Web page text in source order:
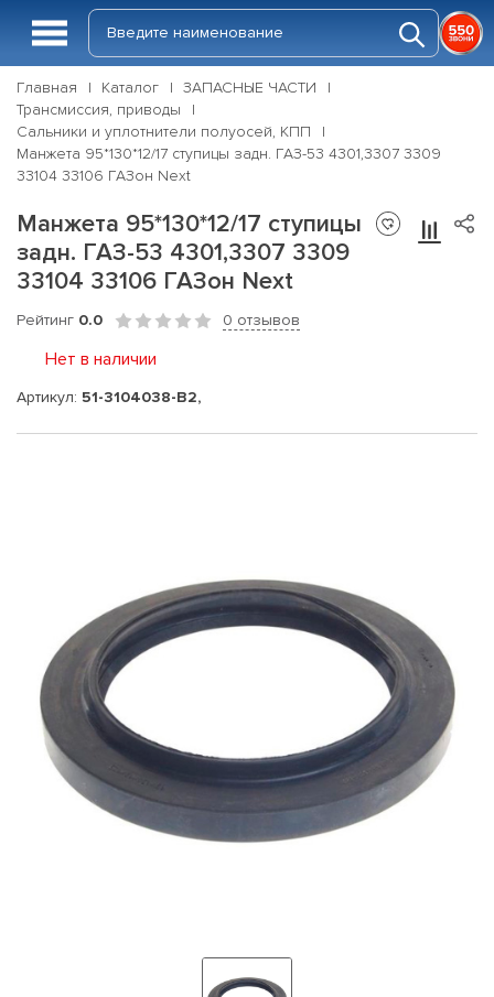
Главная Каталог
ЗАПАСНЫЕ ЧАСТИ
Трансмиссия, приводы
Сальники и уплотнители полуосей, КПП
Манжета 95*130*12/17 ступицы задн. ГАЗ-53 4301,3307 3309
33104 33106 ГАЗон Next
Манжета 95*130*12/17 ступицы
задн. ГАЗ-53 4301,3307 3309
33104 33106 ГАЗон Next
Рейтинг 0.0 0 отзывов
Нет в наличии
Артикул: 51-3104038-В2,